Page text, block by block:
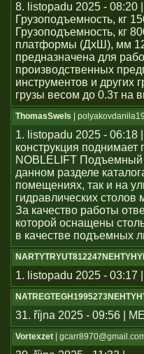
8. listopadu 2025 - 08:20
Грузоподъемность, кг
Грузоподъемность, кг
платформы (ДхШ), мм
предназначена для
производственных
инструментов и других
грузы весом до 0.3т на
ThomasSwels |
1. listopadu 2025 -
конструкция поднимает
NOBLELIFT Подъемный
данном разделе
помещениях, так и на
гидравлических столов
За качество работы
которой оснащены
в качестве подъемных
1. listopadu 2025 -
31. října 2025 - 09:56 |
Vortexzet |